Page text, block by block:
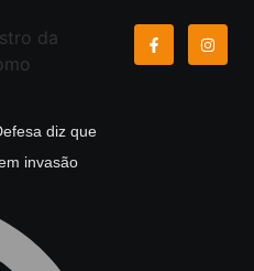
diz que
invasão